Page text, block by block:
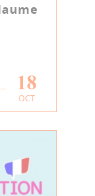
18
OCT